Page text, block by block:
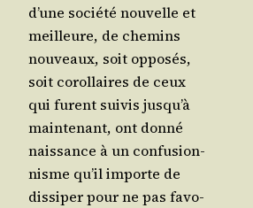
d’une socié­té nou­velle et
meilleure, de che­mins
nou­veaux, soit oppo­sés,
soit corol­laires de ceux
qui furent sui­vis jus­qu’à
main­te­nant, ont don­né
nais­sance à un confu­sion­
nisme qu’il importe de
dis­si­per pour ne pas favo­